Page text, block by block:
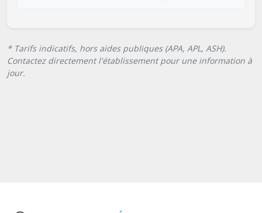
* Tarifs indicatifs, hors aides publiques (APA, APL, ASH).
Contactez directement l'établissement pour une information à
jour.